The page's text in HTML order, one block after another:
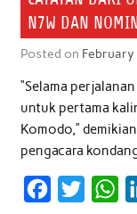
N7W DAN
Posted on
“Selama
untuk pertama
Komodo,”
pengacara
W